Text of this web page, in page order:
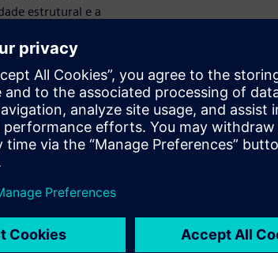
estrutural e a
fornecem
tangíveis aos
essa
como uma
processos
inicial até a
de desafios
estão ajudando a
e evitar
de